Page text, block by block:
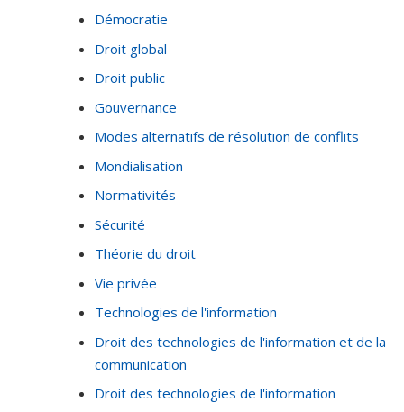
Démocratie
Droit global
Droit public
Gouvernance
Modes alternatifs de résolution de conflits
Mondialisation
Normativités
Sécurité
Théorie du droit
Vie privée
Technologies de l'information
Droit des technologies de l'information et de la
communication
Droit des technologies de l'information